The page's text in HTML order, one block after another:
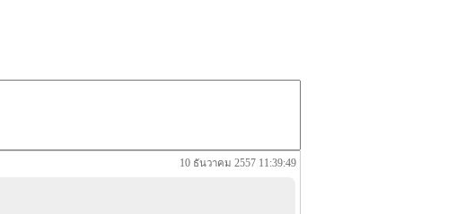
10 ธันวาคม 2557 11:39:49